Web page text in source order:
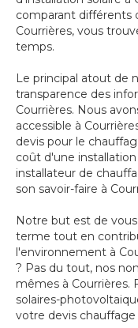
comparant différents
Courrières, vous
temps.
Le principal atout de
transparence des
Courrières. Nous
accessible à
devis pour le
coût d'une
installateur de
son savoir-faire à
Notre but est de
terme tout en
l'environnement à
? Pas du tout, nos
mêmes à Courrières.
solaires-
votre devis chauffage